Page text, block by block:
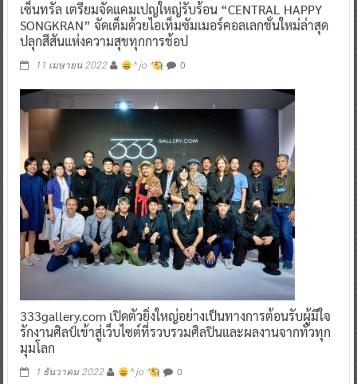
เซ็นทรัล เตรียมจัดแคมเปญใหญ่รับร้อน “CENTRAL HAPPY
SONGKRAN” จัดเต็มด้วยไอเท็มซัมเมอร์คอลเลกชั่นใหม่ล่าสุด
ปลุกสีสันแห่งความสุขทุกการช้อป
11 เมษายน 2022 ^ jo ^ 0
333gallery.com เปิดตัวยิ่งใหญ่อย่างเป็นทางการต้อนรับผู้มีใจ
รักงานศิลป์เข้าสู่เว็บไซต์ที่รวบรวมศิลปินและผลงานจากทั่วทุก
มุมโลก
1 ธันวาคม 2022 ^ jo ^ 0